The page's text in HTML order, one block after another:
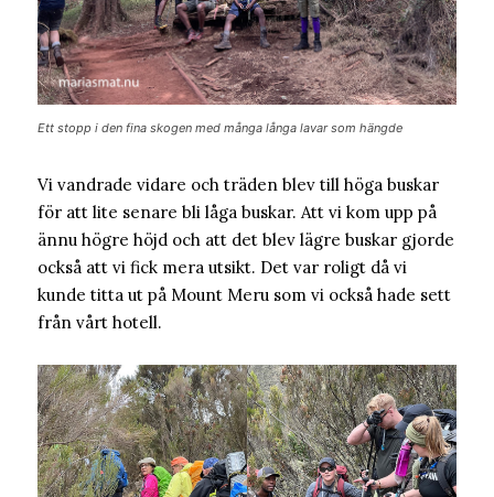
Ett stopp i den fina skogen med många långa lavar som hängde
Vi vandrade vidare och träden blev till höga buskar
för att lite senare bli låga buskar. Att vi kom upp på
ännu högre höjd och att det blev lägre buskar gjorde
också att vi fick mera utsikt. Det var roligt då vi
kunde titta ut på Mount Meru som vi också hade sett
från vårt hotell.